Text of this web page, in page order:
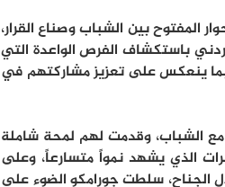
المفتوح بين الشباب وصناع القرار،
باستكشاف الفرص الواعدة التي
بما ينعكس على تعزيز مشاركتهم في
الشباب، وقدمت لهم لمحة شاملة
الذي يشهد نمواً متسارعاً، وعلى
الجناح، سلطت جورامكو الضوء على